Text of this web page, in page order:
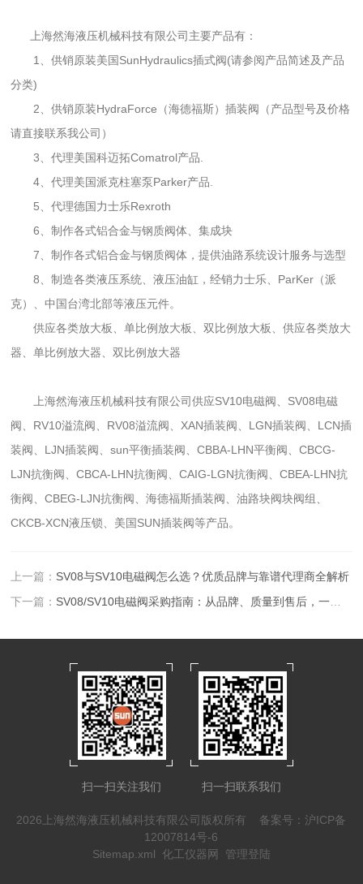
上海然海液压机械科技有限公司主要产品有：
1、供销原装美国SunHydraulics插式阀(请参阅产品简述及产品
分类)
2、供销原装HydraForce（海德福斯）插装阀（产品型号及价格
请直接联系我公司）
3、代理美国科迈拓Comatrol产品.
4、代理美国派克柱塞泵Parker产品.
5、代理德国力士乐Rexroth
6、制作各式铝合金与钢质阀体、集成块
7、制作各式铝合金与钢质阀体，提供油路系统设计服务与选型
8、制造各类液压系统、液压油缸，经销力士乐、ParKer（派
克）、中国台湾北部等液压元件。
供应各类放大板、单比例放大板、双比例放大板、供应各类放大
器、单比例放大器、双比例放大器
上海然海液压机械科技有限公司供应SV10电磁阀、SV08电磁
阀、RV10溢流阀、RV08溢流阀、XAN插装阀、LGN插装阀、LCN插
装阀、LJN插装阀、sun平衡插装阀、CBBA-LHN平衡阀、CBCG-
LJN抗衡阀、CBCA-LHN抗衡阀、CAIG-LGN抗衡阀、CBEA-LHN抗
衡阀、CBEG-LJN抗衡阀、海德福斯插装阀、油路块阀块阀组、
CKCB-XCN液压锁、美国SUN插装阀等产品。
上一篇： SV08与SV10电磁阀怎么选？优质品牌与靠谱代理商全解析
下一篇： SV08/SV10电磁阀采购指南：从品牌、质量到售后，一篇看懂
扫一扫关注我们 扫一扫联系我们
2026上海然海液压机械科技有限公司版权所有 备案号：沪ICP备
12007814号-6
Sitemap.xml 化工仪器网 管理登陆